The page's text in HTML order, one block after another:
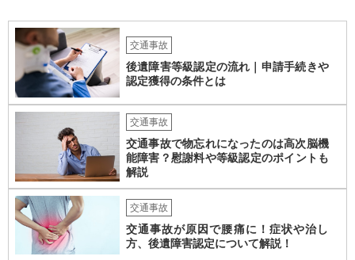
合によっては交渉を任せた方がいいかもしれません。
交通事故
後遺障害等級認定の流れ｜申請手続きや
認定獲得の条件とは
交通事故
交通事故で物忘れになったのは高次脳機
能障害？慰謝料や等級認定のポイントも
解説
交通事故
交通事故が原因で腰痛に！症状や治し
方、後遺障害認定について解説！